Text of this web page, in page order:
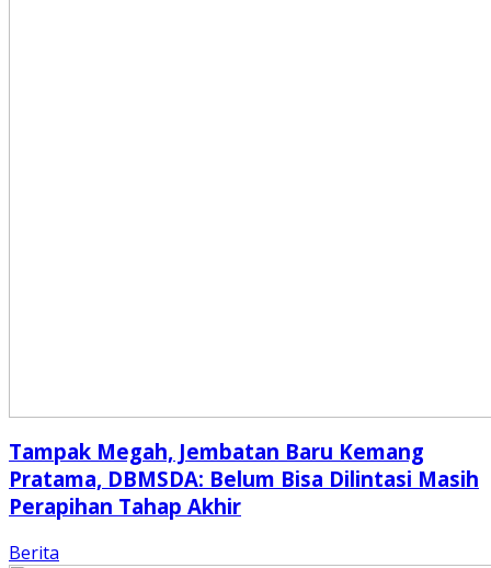
Tampak Megah, Jembatan Baru Kemang
Pratama, DBMSDA: Belum Bisa Dilintasi Masih
Perapihan Tahap Akhir
Berita